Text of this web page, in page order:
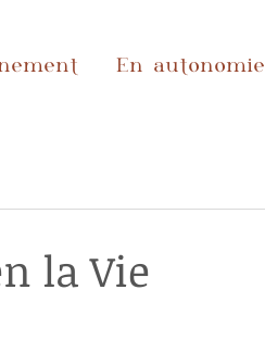
En autonomie
la Vie